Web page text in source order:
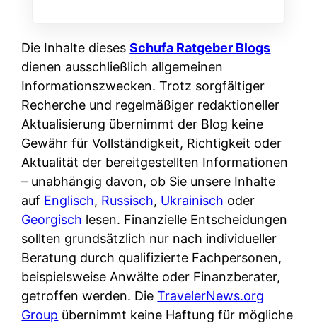
h
i
e
r
e
n
r
u
s
s
i
s
c
h
e
B
W
t
i
r
k
c
k
n
d
e
r
S
c
h
u
t
z
d
e
r
F
i
Die Inhalte diesesSchufa Ratgeber Blogs
dienen ausschließlich allgemeinen
Informationszwecken. Trotz sorgfältiger
Recherche und regelmäßiger redaktioneller
Aktualisierung übernimmt der Blog keine
Gewähr für Vollständigkeit, Richtigkeit oder
Aktualität der bereitgestellten Informationen
– unabhängig davon, ob Sie unsere Inhalte
auf Englisch, Russisch, Ukrainisch oder
Georgisch lesen. Finanzielle Entscheidungen
sollten grundsätzlich nur nach individueller
Beratung durch qualifizierte Fachpersonen,
beispielsweise Anwälte oder Finanzberater,
getroffen werden. DieTravelerNews.org
Group übernimmt keine Haftung für mögliche